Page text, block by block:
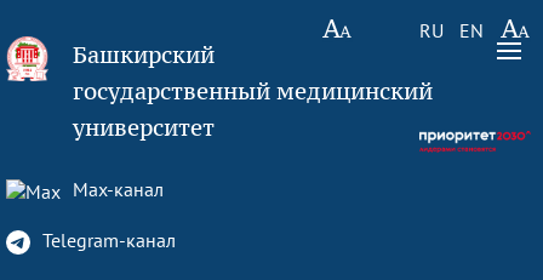
RU EN
Башкирский
государственный медицинский
университет
Max-канал
Telegram-канал